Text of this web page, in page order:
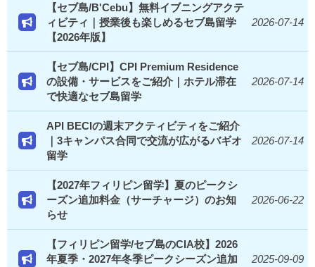
【セブ島/B'Cebu】無料イブニングアクテ
ィビティ｜授業後も楽しめるセブ島留学
【2026年版】
2026-07-14
【セブ島/CPI】CPI Premium Residence
の設備・サービスをご紹介｜ホテル滞在
で快適なセブ島留学
2026-07-14
API BECIの週末アクティビティをご紹介
｜3キャンパス合同で交流が広がるバギオ
留学
2026-07-14
【2027年フィリピン留学】夏のピークシ
ーズン追加料金（サーチャージ）のお知
らせ
2026-06-22
【フィリピン留学/セブ島のCIA校】2026
年夏季・2027年冬季ピークシーズン追加
2025-09-09